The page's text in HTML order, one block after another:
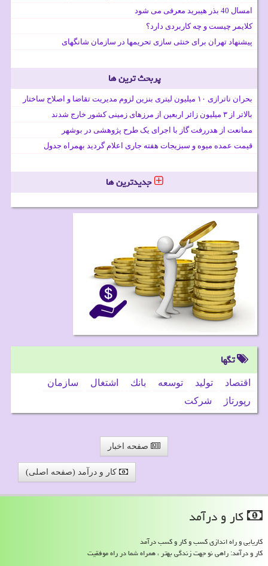
امسال 40 بذر هیبرید معرفی می شود
کلایمر چیست و چه کاربردی دارد؟
پیشنهاد تهران برای خنثی سازی تحریمها در سازمان شانگهای
پربحث ترین ها
بحران ناترازی ۱۰ میلیون لیتری بنزین لزوم مدیریت تقاضا و اصلاح ساختار
بالاتر از ۳ میلیون زائر اربعین از مرزهای زمینی کشور خارج شدند
ممانعت از هدررفت گاز با اجرای یک طرح پژوهشی در بوشهر
قیمت عمده میوه و سبزیجات هفته جاری اعلام گردید بهمراه جدول
جدیدترین ها
تگها
اقتصاد تولید توسعه بانك اشتغال
سازمان
رپورتاژ
شركت
صفحه اخبار
کار و درآمد (صفحه اصلی)
كار و درآمد
کاریابی و راه اندازی کسب و کار و کسب درآمد
کار و درآمد: راهی نو جهت زندگی بهتر ، همراه شما در راه موفقیت